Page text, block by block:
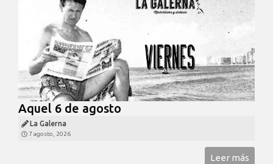
Aquel 6 de agosto
La Galerna
7 agosto, 2026
Leer más